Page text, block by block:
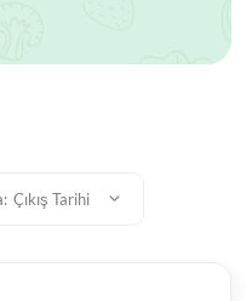
Çıkış Tarihi